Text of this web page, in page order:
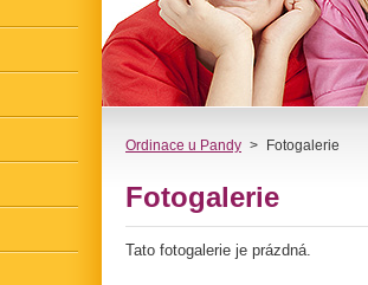
Ordinace u Pandy > Fotogalerie
Fotogalerie
Tato fotogalerie je prázdná.